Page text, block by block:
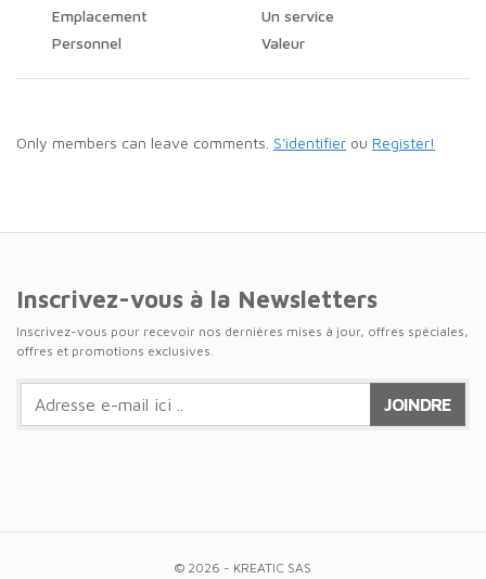
Emplacement
Un service
Personnel
Valeur
Only members can leave comments. S'identifier ou Register!
Inscrivez-vous à la Newsletters
Inscrivez-vous pour recevoir nos dernières mises à jour, offres spéciales,
offres et promotions exclusives.
JOINDRE
© 2026 - KREATIC SAS